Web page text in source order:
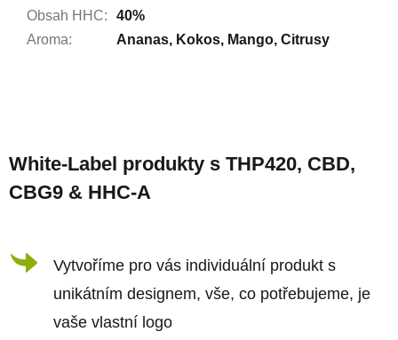
Obsah HHC:
40%
Aroma: Ananas, Kokos, Mango, Citrusy
á
p
a
White-Label produkty s THP420, CBD,
CBG9 & HHC-A
Vytvoříme pro vás individuální produkt s
unikátním designem, vše, co potřebujeme, je
vaše vlastní logo